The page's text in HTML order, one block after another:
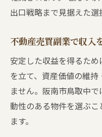
出口戦略まで見据えた選
不動産売買副業で収入
安定した収益を得るた
を立て、資産価値の維
ません。阪南市鳥取中
動性のある物件を選ぶ
ます。